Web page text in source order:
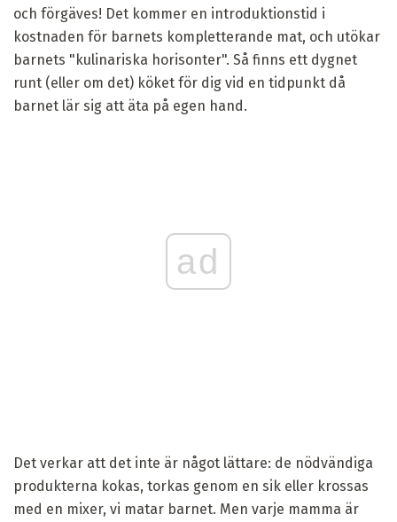
och förgäves! Det kommer en introduktionstid i
kostnaden för barnets kompletterande mat, och utökar
barnets "kulinariska horisonter". Så finns ett dygnet
runt (eller om det) köket för dig vid en tidpunkt då
barnet lär sig att äta på egen hand.
ad
Det verkar att det inte är något lättare: de nödvändiga
produkterna kokas, torkas genom en sik eller krossas
med en mixer, vi matar barnet. Men varje mamma är